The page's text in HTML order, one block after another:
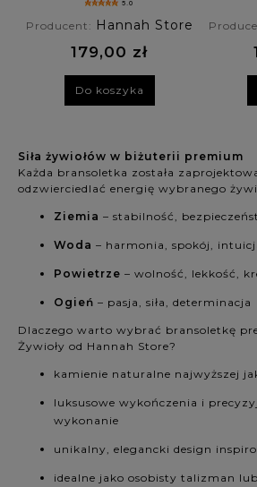
5.0
Producent: Hannah Store
179,00 zł
Do koszyka
Siła żywiołów w biżuterii premium
Każda bransoletka została
odzwierciedlać energię wybranego
Ziemia – stabilność,
Woda – harmonia, spokój,
Powietrze – wolność, lekkość,
Ogień – pasja, siła, determinacja
Dlaczego warto wybrać bransoletkę
Żywioły od Hannah Store?
kamienie naturalne najwyższej
luksusowe wykończenia i
wykonanie
unikalny, elegancki design
idealne jako osobisty talizman